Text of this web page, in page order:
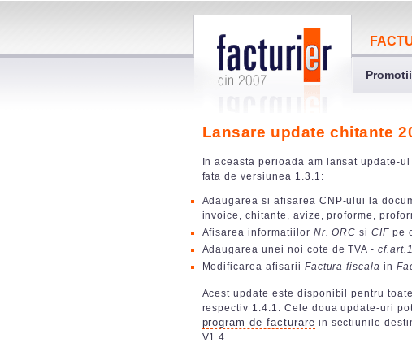
Lansare update chitante
In aceasta perioada am lansat update-
fata de versiunea 1.3.1:
Adaugarea si afisarea CNP-ului la
invoice, chitante, avize, proforme,
Afisarea informatiilor Nr. ORC siCIF pe
Adaugarea unei noi cote de TVA -
Modificarea afisarii Factura fiscalain
Acest update este disponibil pentru
respectiv 1.4.1. Cele doua update-uri
program de facturare in sectiunile
V1.4.